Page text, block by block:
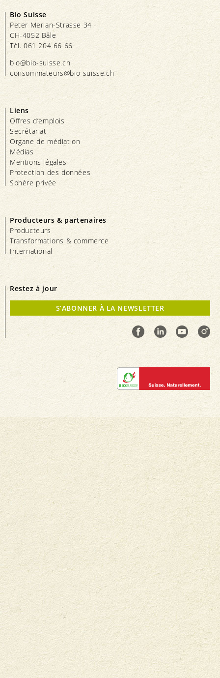
NOTRE ENGAGEMENT
NOTRE ATTITUDE
NOTRE ASSOCIATION
Bio Suisse
Peter Merian-Strasse 34
CH-4052 Bâle
Tél. 061 204 66 66
bio@bio-suisse.ch
consommateurs@bio-suisse.ch
Liens
Offres d’emplois
Secrétariat
Organe de médiation
Médias
Mentions légales
Protection des données
Sphère privée
Producteurs & partenaires
Producteurs
Transformations & commerce
International
Restez à jour
S’ABONNER À LA NEWSLETTER